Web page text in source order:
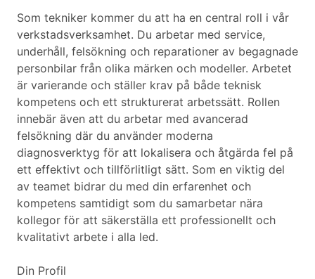
Som tekniker kommer du att ha en central roll i vår
verkstadsverksamhet. Du arbetar med service,
underhåll, felsökning och reparationer av begagnade
personbilar från olika märken och modeller. Arbetet
är varierande och ställer krav på både teknisk
kompetens och ett strukturerat arbetssätt. Rollen
innebär även att du arbetar med avancerad
felsökning där du använder moderna
diagnosverktyg för att lokalisera och åtgärda fel på
ett effektivt och tillförlitligt sätt. Som en viktig del
av teamet bidrar du med din erfarenhet och
kompetens samtidigt som du samarbetar nära
kollegor för att säkerställa ett professionellt och
kvalitativt arbete i alla led.
Din Profil